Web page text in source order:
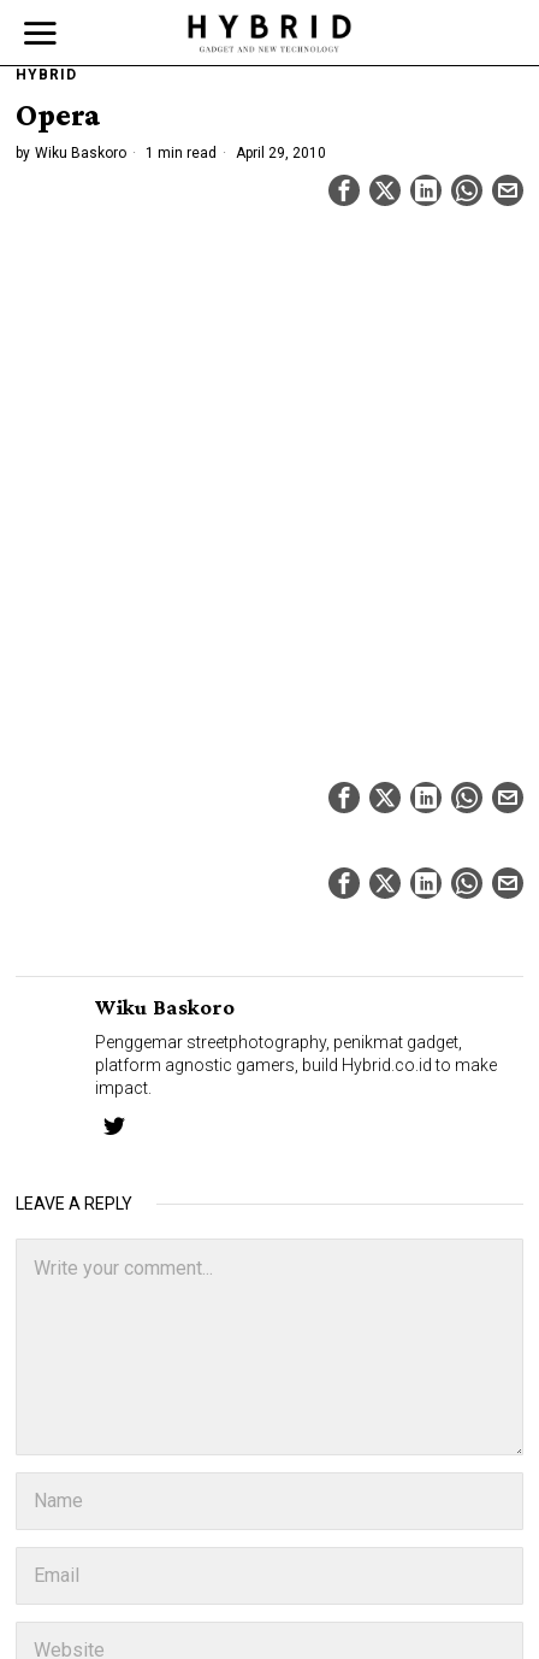
HYBRID
Opera
by Wiku Baskoro 1 min read April 29, 2010
Wiku Baskoro
Penggemar streetphotography, penikmat gadget,
platform agnostic gamers, build Hybrid.co.id to make
impact.
LEAVE A REPLY